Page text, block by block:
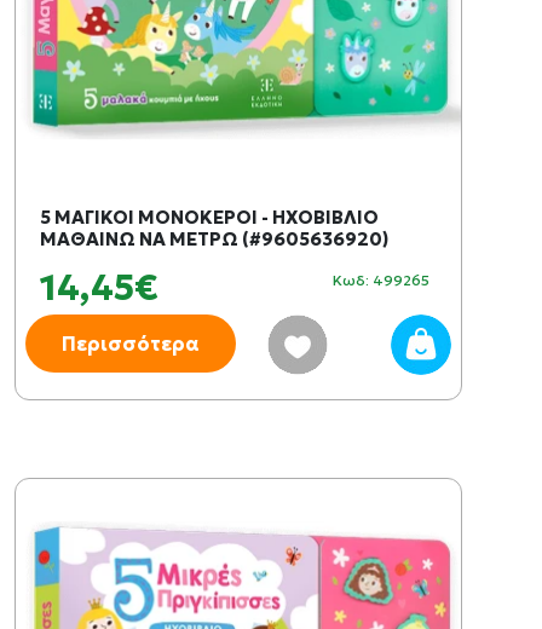
5 ΜΑΓΙΚΟΙ ΜΟΝΟΚΕΡΟΙ - ΗΧΟΒΙΒΛΙΟ
ΜΑΘΑΙΝΩ ΝΑ ΜΕΤΡΩ (#9605636920)
14,45€ Κωδ: 499265
Περισσότερα